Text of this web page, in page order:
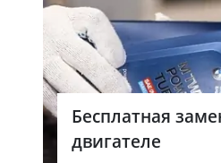
Бесплатная
двигателе